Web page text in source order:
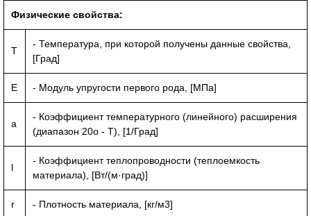
Физические свойства:
T
- Температура, при которой получены данные свойства,
[Град]
E - Модуль упругости первого рода, [МПа]
a
- Коэффициент температурного (линейного) расширения
(диапазон 20o - T), [1/Град]
l
- Коэффициент теплопроводности (теплоемкость
материала), [Вт/(м·град)]
r - Плотность материала, [кг/м3]